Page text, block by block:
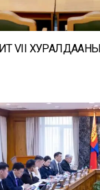
VII